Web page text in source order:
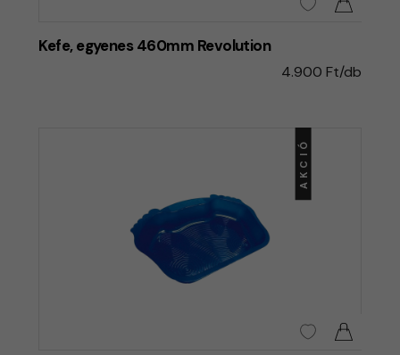
Kefe, egyenes 460mm Revolution
4.900 Ft/db
AKCIÓ